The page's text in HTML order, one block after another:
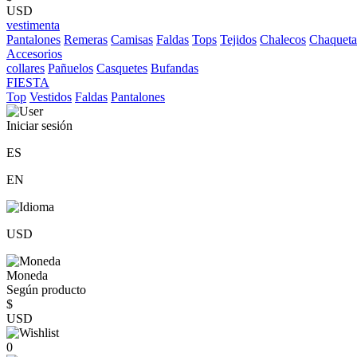
USD
vestimenta
Pantalones Remeras Camisas Faldas Tops Tejidos Chalecos
Accesorios
collares Pañuelos Casquetes Bufandas
FIESTA
Top Vestidos Faldas Pantalones
Iniciar sesión
ES
EN
USD
Moneda
Según producto
$
USD
0